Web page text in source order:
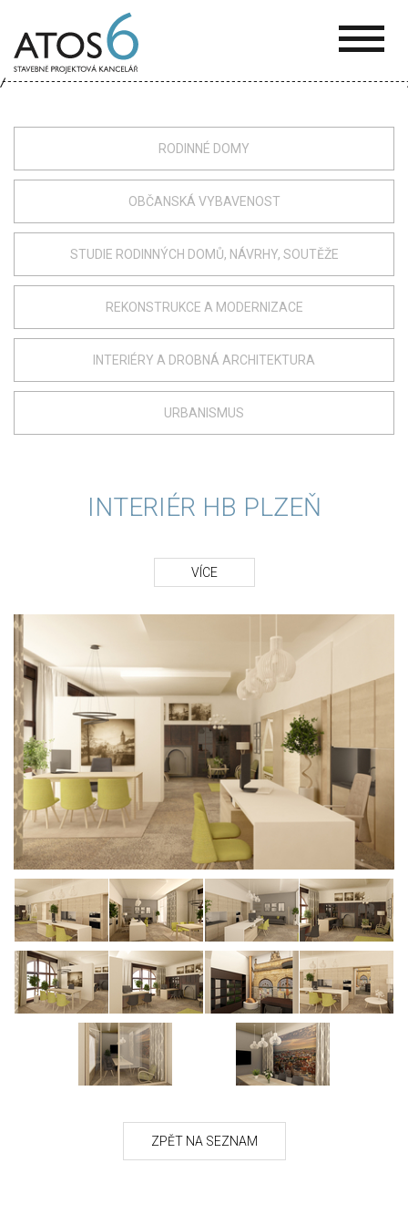
6
RODINNÉ DOMY
OBČANSKÁ VYBAVENOST
STUDIE RODINNÝCH DOMŮ, NÁVRHY, SOUTĚŽE
REKONSTRUKCE A MODERNIZACE
INTERIÉRY A DROBNÁ ARCHITEKTURA
URBANISMUS
INTERIÉR HB PLZEŇ
VÍCE